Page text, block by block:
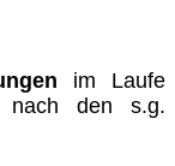
en im Laufe
nach den s.g.